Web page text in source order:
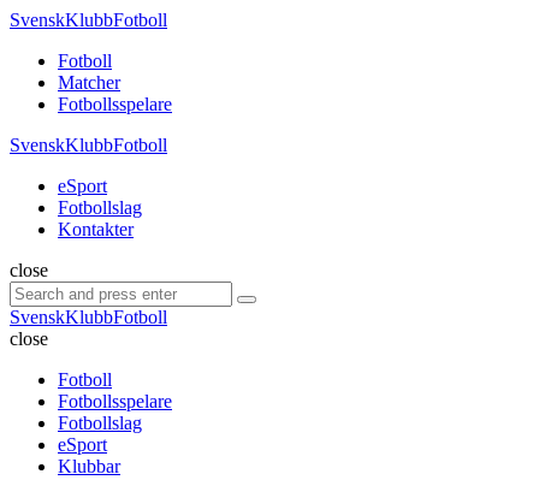
Menu
SvenskKlubbFotboll
Menu
Fotboll
Matcher
Fotbollsspelare
SvenskKlubbFotboll
eSport
Fotbollslag
Kontakter
Search
close
Search
for:
Search
SvenskKlubbFotboll
close
Fotboll
Fotbollsspelare
Fotbollslag
eSport
Klubbar